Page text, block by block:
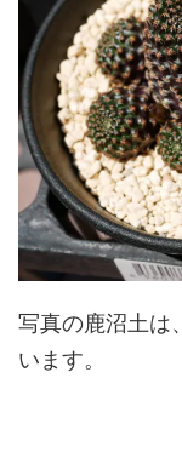
写真の鹿沼土は、
います。